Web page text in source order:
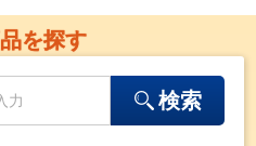
を探す
検索